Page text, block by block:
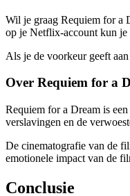
Wil je graag Requiem for a
op je Netflix-account kun
Als je de voorkeur geeft
Over Requiem for a
Requiem for a Dream is
verslavingen en de
De cinematografie van de
emotionele impact van de
Conclusie